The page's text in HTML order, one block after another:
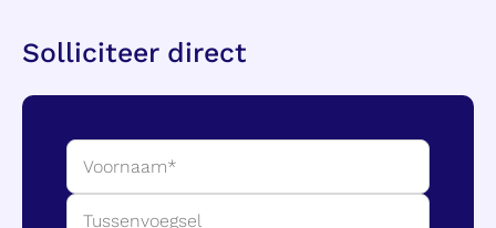
Solliciteer direct